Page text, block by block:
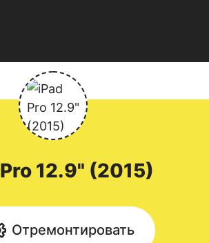
Pro 12.9" (2015)
Отремонтировать